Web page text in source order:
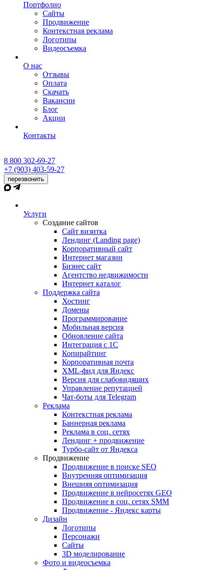
Портфолио
Сайты
Продвижение
Контекстная реклама
Логотипы
Видеосъемка
О нас
Отзывы
Оплата
Скачать
Вакансии
Блог
Акции
Контакты
8 800 302-69-27
+7 (903) 403-59-27
перезвонить
Услуги
Создание сайтов
Сайт визитка
Лендинг (Landing page)
Корпоративный сайт
Интернет магазин
Бизнес сайт
Агентство недвижимости
Интернет каталог
Поддержка сайта
Хостинг
Домены
Программирование
Мобильная версия
Обновление сайта
Интеграция с 1С
Копирайтинг
Корпоративная почта
XML-фид для Яндекс
Версия для слабовидящих
Управление репутацией
Чат-боты для Telegram
Реклама
Контекстная реклама
Баннерная реклама
Реклама в соц. сетях
Лендинг + продвижение
Турбо-сайт от Яндекса
Продвижение
Продвижение в поиске SEO
Внутренняя оптимизация
Внешняя оптимизация
Продвижение в нейросетях GEO
Продвижение в соц. сетях SMM
Продвижение - Яндекс карты
Дизайн
Логотипы
Персонажи
Сайты
3D моделирование
Фото и видеосъемка